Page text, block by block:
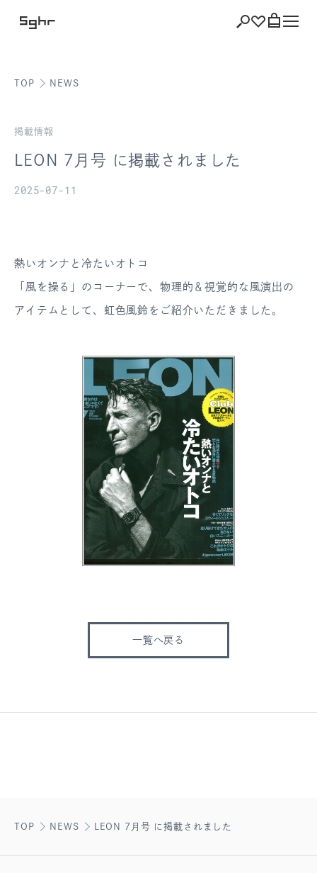
ショッピング
ポイント
お気に入り
TOP NEWS
掲載情報
LEON 7月号 に掲載されました
2025-07-11
熱いオンナと冷たいオトコ
「風を操る」のコーナーで、物理的＆視覚的な風演出の
アイテムとして、虹色風鈴をご紹介いただきました。
一覧へ戻る
TOP NEWS LEON 7月号 に掲載されました